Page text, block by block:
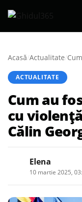
Acasă/Actualitate/
ACTUALITATE
Cum au
cu
Călin
Elena
10 martie 2025,